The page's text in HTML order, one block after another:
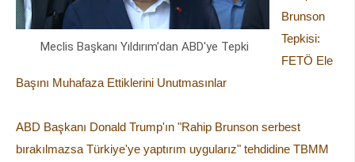
Meclis Başkanı Yıldırım'dan ABD'ye Tepki
Brunson
Tepkisi:
FETÖ Ele
Başını Muhafaza Ettiklerini Unutmasınlar
ABD Başkanı Donald Trump'ın "Rahip Brunson serbest
bırakılmazsa Türkiye'ye yaptırım uygularız" tehdidine TBMM